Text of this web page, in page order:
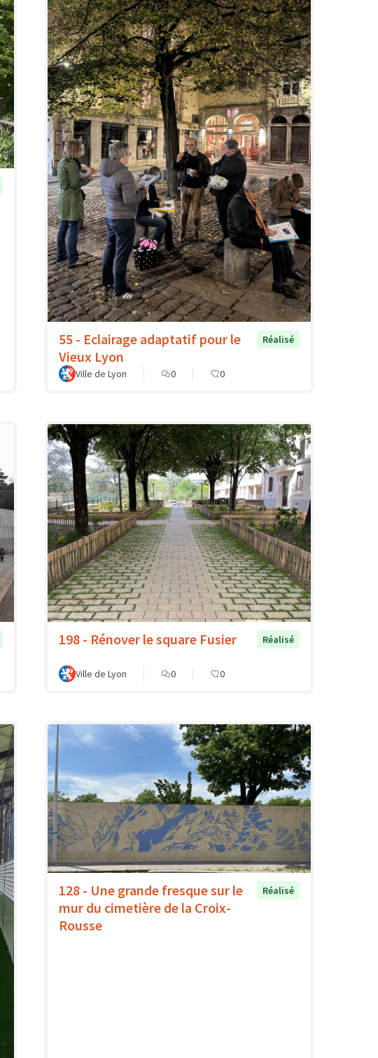
55 - Eclairage adaptatif pour le
Vieux Lyon
Réalisé
Ville de Lyon 0 0
198 - Rénover le square Fusier Réalisé
Ville de Lyon 0 0
128 - Une grande fresque sur le
mur du cimetière de la Croix-
Rousse
Réalisé